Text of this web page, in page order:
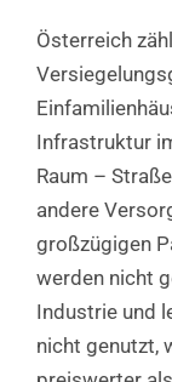
Österreich
Infrastruktur
Raum –
andere
großzügigen
werden nicht
Industrie und
nicht genutzt,